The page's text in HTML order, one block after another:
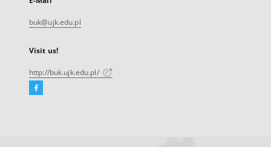
buk@ujk.edu.pl
Visit us!
http://buk.ujk.edu.pl/
Facebook